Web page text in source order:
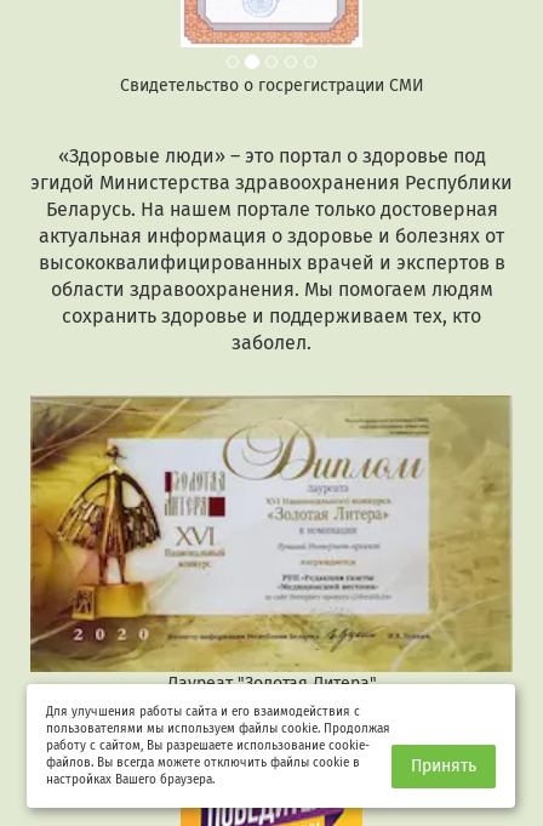
Свидетельство о госрегистрации СМИ
«Здоровые люди» – это портал о здоровье под
эгидой Министерства здравоохранения Республики
Беларусь. На нашем портале только достоверная
актуальная информация о здоровье и болезнях от
высококвалифицированных врачей и экспертов в
области здравоохранения. Мы помогаем людям
сохранить здоровье и поддерживаем тех, кто
заболел.
Лауреат "Золотая Литера"
Для улучшения работы сайта и его взаимодействия с
пользователями мы используем файлы cookie. Продолжая
работу с сайтом, Вы разрешаете использование cookie-
файлов. Вы всегда можете отключить файлы cookie в
настройках Вашего браузера.
Принять